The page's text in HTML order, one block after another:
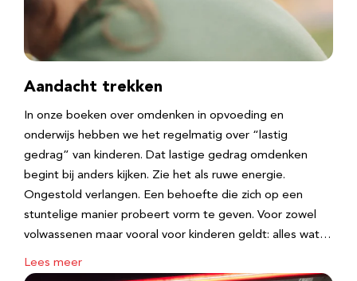
Aandacht trekken
In onze boeken over omdenken in opvoeding en
onderwijs hebben we het regelmatig over “lastig
gedrag” van kinderen. Dat lastige gedrag omdenken
begint bij anders kijken. Zie het als ruwe energie.
Ongestold verlangen. Een behoefte die zich op een
stuntelige manier probeert vorm te geven. Voor zowel
volwassenen maar vooral voor kinderen geldt: alles wat…
Lees meer